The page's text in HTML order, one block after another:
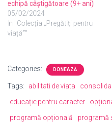
echipă câștigătoare (9+ ani)
05/02/2024
In "Colecția „Pregătiți pentru
viață”"
Categories: DONEAZĂ
Tags: abilitati de viata
educație pentru caracter
programă opțională
programă